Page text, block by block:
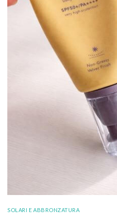
SOLARI E ABBRONZATURA